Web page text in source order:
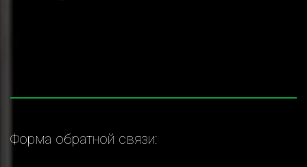
Форма обратной связи: